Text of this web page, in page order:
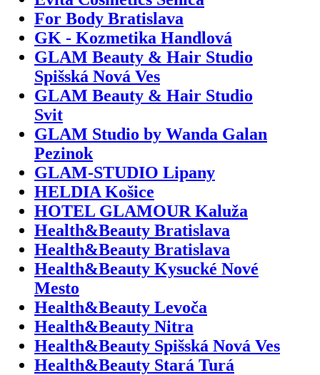
For Body Bratislava
GK - Kozmetika Handlová
GLAM Beauty & Hair Studio
Spišská Nová Ves
GLAM Beauty & Hair Studio
Svit
GLAM Studio by Wanda Galan
Pezinok
GLAM-STUDIO Lipany
HELDIA Košice
HOTEL GLAMOUR Kaluža
Health&Beauty Bratislava
Health&Beauty Bratislava
Health&Beauty Kysucké Nové
Mesto
Health&Beauty Levoča
Health&Beauty Nitra
Health&Beauty Spišská Nová Ves
Health&Beauty Stará Turá